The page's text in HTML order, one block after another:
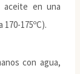
aceite en una
175ºC).
con agua,